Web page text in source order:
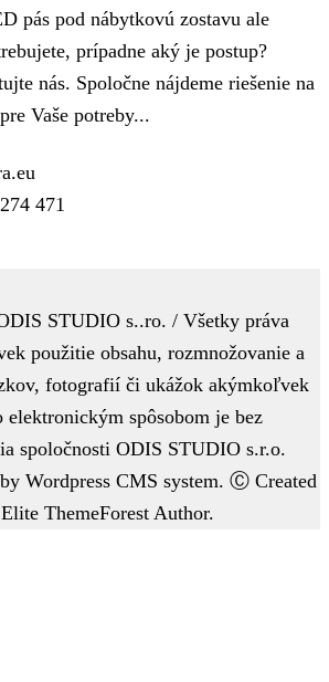
pás pod nábytkovú zostavu ale
prípadne aký je postup?
nás. Spoločne nájdeme riešenie na
Vaše potreby...
471
STUDIO s..ro. / Všetky práva
použitie obsahu, rozmnožovanie a
fotografií či ukážok akýmkoľvek
elektronickým spôsobom je bez
spoločnosti ODIS STUDIO s.r.o.
Wordpress CMS system. Ⓒ Created
ThemeForest Author.